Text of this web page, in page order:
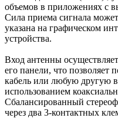
объемов в приложениях с
Сила приема сигнала
указана на графическом
устройства.
Вход антенны
его панели, что позволяет
кабель или любую другую
использованием
Сбалансированный
через два 3-контактных